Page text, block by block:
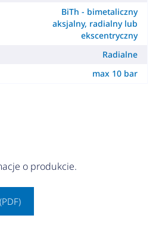
BiTh - bimetaliczny
aksjalny, radialny lub
ekscentryczny
Radialne
max 10 bar
o produkcie.